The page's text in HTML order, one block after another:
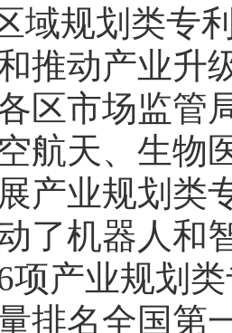
域规划类专
推动产业升
区市场监管
航天、生物
产业规划类
了机器人和
项产业规划
排名全国第